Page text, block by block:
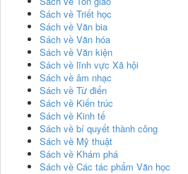
Sách về Triết học
Sách về Văn bia
Sách về Văn hóa
Sách về Văn kiện
Sách về lĩnh vực Xã hội
Sách về âm nhạc
Sách về Từ điển
Sách về Kiến trúc
Sách về Kinh tế
Sách về bí quyết thành công
Sách về Mỹ thuật
Sách về Khám phá
Sách về Các tác phẩm Văn học